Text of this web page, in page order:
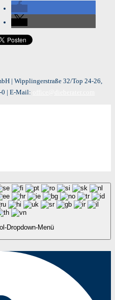
| Wipplingerstraße 32/Top 24-26,
0 | E-Mail: